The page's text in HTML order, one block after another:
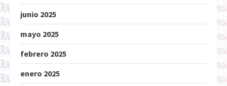
junio 2025
mayo 2025
febrero 2025
enero 2025